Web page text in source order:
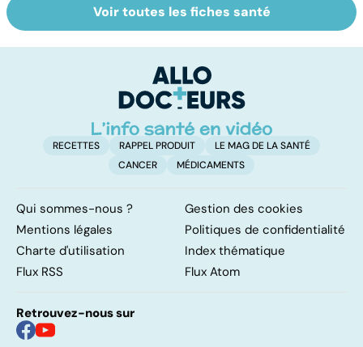
Ados : que faire
en cas de
Automutilation :
des ados en
Voir toutes les fiches santé
RECETTES RAPPEL PRODUIT
LE MAG DE LA SANTÉ
CANCER
MÉDICAMENTS
Qui sommes-nous ?
Gestion des cookies
Mentions légales
Politiques de confidentialité
Charte d'utilisation
Index thématique
Flux RSS
Flux Atom
Retrouvez-nous sur